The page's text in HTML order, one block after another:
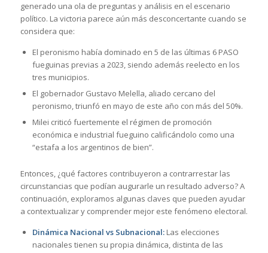
generado una ola de preguntas y análisis en el escenario
político. La victoria parece aún más desconcertante cuando se
considera que:
El peronismo había dominado en 5 de las últimas 6 PASO
fueguinas previas a 2023, siendo además reelecto en los
tres municipios.
El gobernador Gustavo Melella, aliado cercano del
peronismo, triunfó en mayo de este año con más del 50%.
Milei criticó fuertemente el régimen de promoción
económica e industrial fueguino calificándolo como una
“estafa a los argentinos de bien”.
Entonces, ¿qué factores contribuyeron a contrarrestar las
circunstancias que podían augurarle un resultado adverso? A
continuación, exploramos algunas claves que pueden ayudar
a contextualizar y comprender mejor este fenómeno electoral.
Dinámica Nacional vs Subnacional: Las elecciones
nacionales tienen su propia dinámica, distinta de las